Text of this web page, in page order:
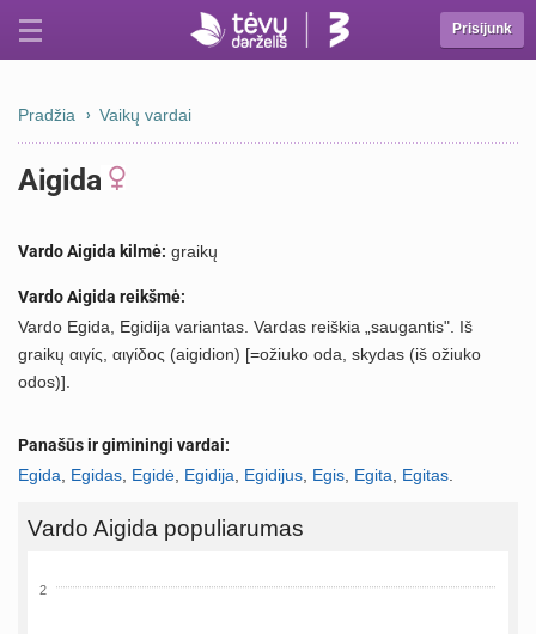
Prisijunk
Pradžia Vaikų vardai
Aigida
Vardo Aigida kilmė: graikų
Vardo Aigida reikšmė:
Vardo Egida, Egidija variantas. Vardas reiškia „saugantis". Iš
graikų αιγίς, αιγίδος (aigidion) [=ožiuko oda, skydas (iš ožiuko
odos)].
Panašūs ir giminingi vardai:
Egida
Egidas Egidė Egidija Egidijus Egis Egita Egitas
Vardo Aigida populiarumas
2